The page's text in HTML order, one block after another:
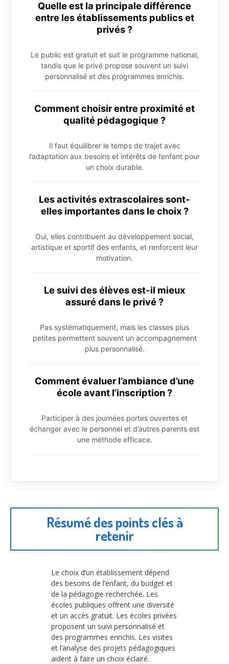
Quelle est la principale différence
entre les établissements publics et
privés ?
Le public est gratuit et suit le programme national,
tandis que le privé propose souvent un suivi
personnalisé et des programmes enrichis.
Comment choisir entre proximité et
qualité pédagogique ?
Il faut équilibrer le temps de trajet avec
l’adaptation aux besoins et intérêts de l’enfant pour
un choix durable.
Les activités extrascolaires sont-
elles importantes dans le choix ?
Oui, elles contribuent au développement social,
artistique et sportif des enfants, et renforcent leur
motivation.
Le suivi des élèves est-il mieux
assuré dans le privé ?
Pas systématiquement, mais les classes plus
petites permettent souvent un accompagnement
plus personnalisé.
Comment évaluer l’ambiance d’une
école avant l’inscription ?
Participer à des journées portes ouvertes et
échanger avec le personnel et d’autres parents est
une méthode efficace.
Résumé des points clés à
retenir
Le choix d’un établissement dépend
des besoins de l’enfant, du budget et
de la pédagogie recherchée. Les
écoles publiques offrent une diversité
et un accès gratuit. Les écoles privées
proposent un suivi personnalisé et
des programmes enrichis. Les visites
et l’analyse des projets pédagogiques
aident à faire un choix éclairé.